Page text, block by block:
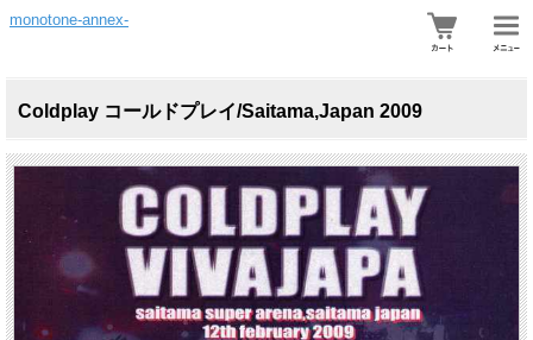
monotone-annex-
Coldplay コールドプレイ/Saitama,Japan 2009